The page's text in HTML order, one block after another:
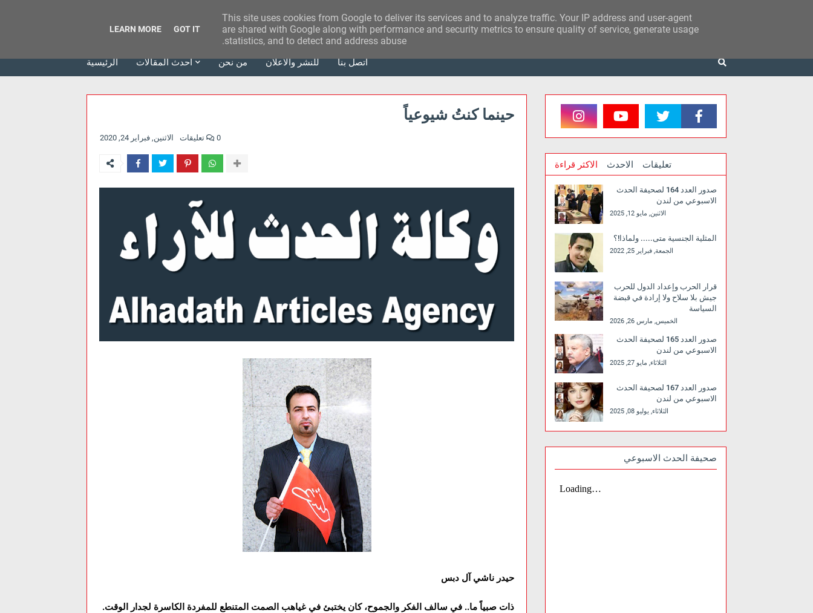
وكالة الحدث للآراء
الرئيسية أحدث المقالات من نحن للنشر والاعلان أتصل بنا
حينما كنتُ شيوعياً
الاثنين, فبراير 24, 2020 0 تعليقات
حيدر ناشي آل دبس
ذات صبياً ما.. في سالف الفكر والجموح، كان يختبئ في غياهب الصمت المتنطع للمفردة الكاسرة لجدار الوقت.
الاكثر قراءة الاحدث تعليقات
صدور العدد 164 لصحيفة الحدث
الاسبوعي من لندن
الاثنين, مايو 12, 2025
المثلية الجنسية متى..... ولماذا!؟
الجمعة, فبراير 25, 2022
قرار الحرب وإعداد الدول للحرب
جيش بلا سلاح ولا إرادة في قبضة
السياسة
الخميس, مارس 26, 2026
صدور العدد 165 لصحيفة الحدث
الاسبوعي من لندن
الثلاثاء, مايو 27, 2025
صدور العدد 167 لصحيفة الحدث
الاسبوعي من لندن
الثلاثاء, يوليو 08, 2025
صحيفة الحدث الاسبوعي
This site uses cookies from Google to deliver its services and to analyze traffic. Your IP address and user-agent
are shared with Google along with performance and security metrics to ensure quality of service, generate usage
statistics, and to detect and address abuse.
LEARN MORE GOT IT